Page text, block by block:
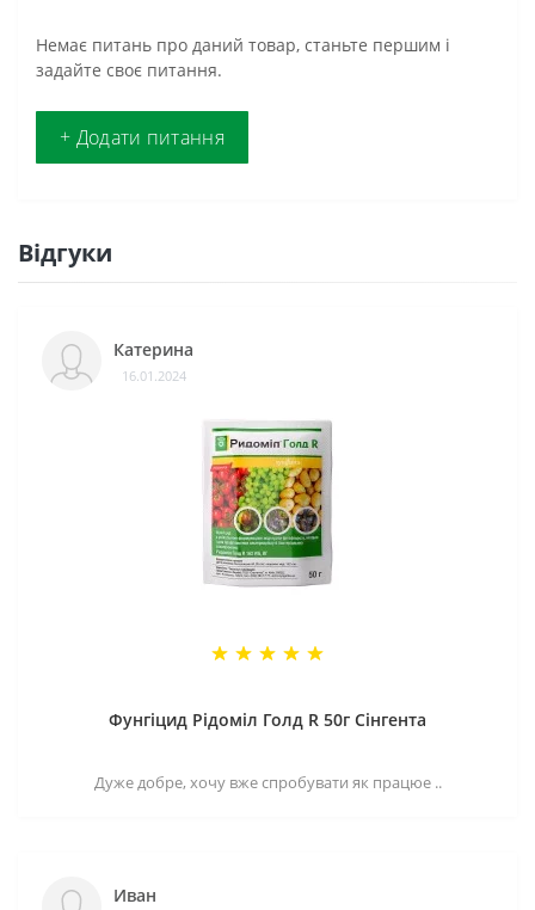
Немає питань про даний товар, станьте першим і
задайте своє питання.
+ Додати питання
Відгуки
Катерина
16.01.2024
Фунгіцид Рідоміл Голд R 50г Сінгента
Дуже добре, хочу вже спробувати як працюе ..
Иван